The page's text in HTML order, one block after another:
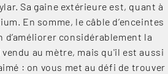
Sa gaine extérieure est, quant à
En somme, le câble d’enceintes
considérablement la
au mètre, mais qu'il est aussi
: on vous met au défi de trouver